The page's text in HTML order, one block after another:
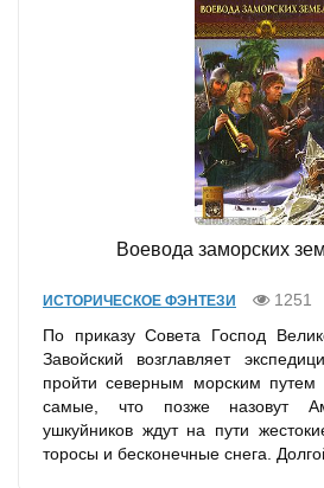
Воевода заморских
ИСТОРИЧЕСКОЕ ФЭНТЕЗИ
1251
По приказу Совета Господ
Завойский возглавляет
пройти северным морским
самые, что позже назовут
ушкуйников ждут на пути
торосы и бесконечные снега.